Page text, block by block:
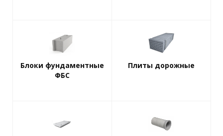
Блоки фундаментные
ФБС
Плиты дорожные